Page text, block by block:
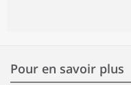
Pour en savoir plus